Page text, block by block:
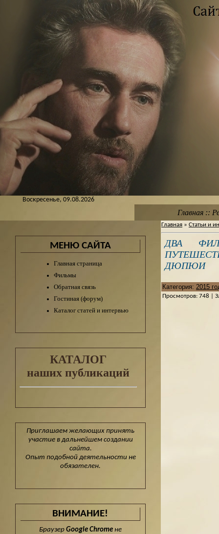
Воскресенье, 09.08.2026
Главная ::
МЕНЮ САЙТА
Главная страница
Фильмы
Обратная связь
Гостиная (форум)
Каталог статей и интервью
КАТАЛОГ
наших публикаций
Приглашаем желающих принять
участие в дальнейшем создании
сайта.
Опыт подобной деятельности не
обязателен.
ВНИМАНИЕ!
Браузер Google Chrome не
Главная » Статьи и
ДВА
ДЮПЮИ
Категория: 2015
Просмотров: 748